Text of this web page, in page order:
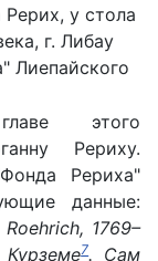
у стола
г. Либау
Лиепайского
этого
Рериху.
Рериха"
данные:
1769–
7. Сам